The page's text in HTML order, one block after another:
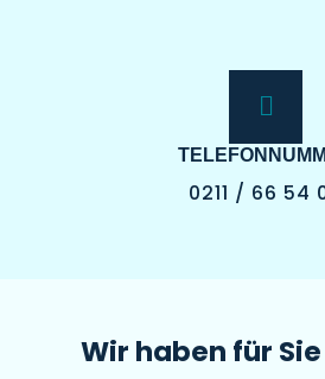
0211 / 66 54
Wir haben für